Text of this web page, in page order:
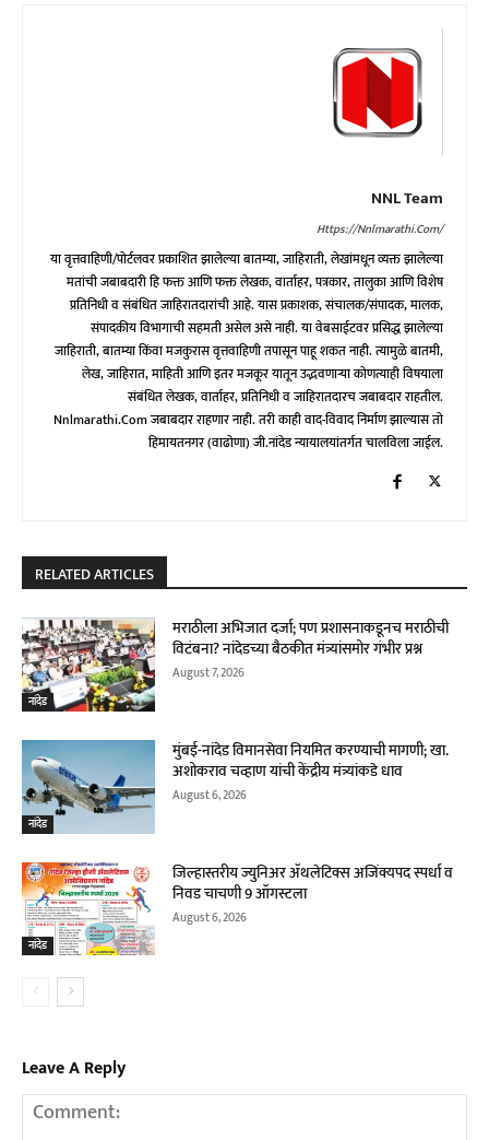
NNL Team
Https://nnlmarathi.com/
या वृत्तवाहिणी/पोर्टलवर प्रकाशित झालेल्या बातम्या, जाहिराती, लेखांमधून व्यक्त झालेल्या
मतांची जबाबदारी हि फक्त आणि फक्त लेखक, वार्ताहर, पत्रकार, तालुका आणि विशेष
प्रतिनिधी व संबंधित जाहिरातदारांची आहे. यास प्रकाशक, संचालक/संपादक, मालक,
संपादकीय विभागाची सहमती असेल असे नाही. या वेबसाईटवर प्रसिद्ध झालेल्या
जाहिराती, बातम्या किंवा मजकुरास वृत्तवाहिणी तपासून पाहू शकत नाही. त्यामुळे बातमी,
लेख, जाहिरात, माहिती आणि इतर मजकूर यातून उद्भवणाऱ्या कोणत्याही विषयाला
संबंधित लेखक, वार्ताहर, प्रतिनिधी व जाहिरातदारच जबाबदार राहतील.
Nnlmarathi.com जबाबदार राहणार नाही. तरी काही वाद-विवाद निर्माण झाल्यास तो
हिमायतनगर (वाढोणा) जी.नांदेड न्यायालयांतर्गत चालविला जाईल.
RELATED ARTICLES
नांदेड
मराठीला अभिजात दर्जा; पण प्रशासनाकडूनच मराठीची
विटंबना? नांदेडच्या बैठकीत मंत्र्यांसमोर गंभीर प्रश्न
August 7, 2026
नांदेड
मुंबई-नांदेड विमानसेवा नियमित करण्याची मागणी; खा.
अशोकराव चव्हाण यांची केंद्रीय मंत्र्यांकडे धाव
August 6, 2026
नांदेड
जिल्हास्तरीय ज्युनिअर ॲथलेटिक्स अजिंक्यपद स्पर्धा व
निवड चाचणी 9 ऑगस्टला
August 6, 2026
Leave A Reply